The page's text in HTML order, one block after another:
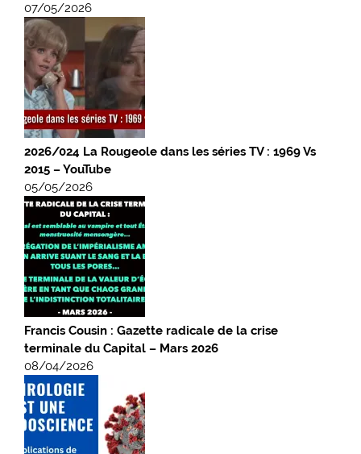
07/05/2026
2026/024 La Rougeole dans les séries TV : 1969 Vs
2015 – YouTube
05/05/2026
Francis Cousin : Gazette radicale de la crise
terminale du Capital – Mars 2026
08/04/2026